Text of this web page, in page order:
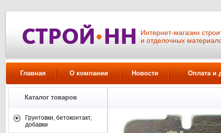
Интернет-магазин
и отделочных
Главная О компании Новости Оплата и
Каталог товаров
Грунтовки, бетоконтакт,
добавки